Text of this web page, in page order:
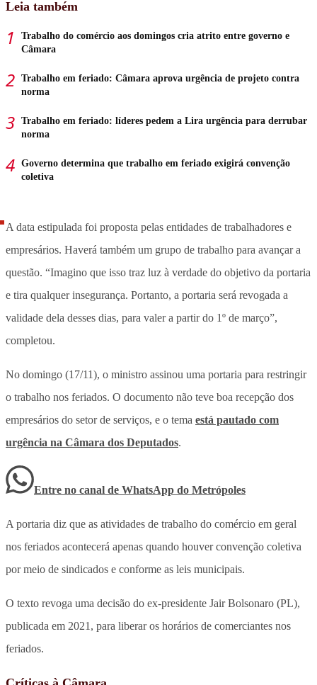
Leia também
Trabalho do comércio aos domingos cria atrito entre governo e
Câmara
Trabalho em feriado: Câmara aprova urgência de projeto contra
norma
Trabalho em feriado: líderes pedem a Lira urgência para derrubar
norma
Governo determina que trabalho em feriado exigirá convenção
coletiva
A data estipulada foi proposta pelas entidades de trabalhadores e
empresários. Haverá também um grupo de trabalho para avançar a
questão. “Imagino que isso traz luz à verdade do objetivo da portaria
e tira qualquer insegurança. Portanto, a portaria será revogada a
validade dela desses dias, para valer a partir do 1º de março”,
completou.
No domingo (17/11), o ministro assinou uma portaria para restringir
o trabalho nos feriados. O documento não teve boa recepção dos
empresários do setor de serviços, e o tema está pautado com
urgência na Câmara dos Deputados.
Entre no canal de WhatsApp do Metrópoles
A portaria diz que as atividades de trabalho do comércio em geral
nos feriados acontecerá apenas quando houver convenção coletiva
por meio de sindicados e conforme as leis municipais.
O texto revoga uma decisão do ex-presidente Jair Bolsonaro (PL),
publicada em 2021, para liberar os horários de comerciantes nos
feriados.